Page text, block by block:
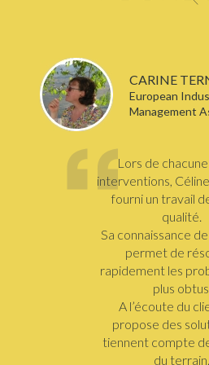
CARINE
European
Management
Lors de
interventions,
fourni un travail
qualité.
Sa connaissance
permet de
rapidement les
plus obtus.
A l’écoute du
propose des
tiennent compte
du terrain.